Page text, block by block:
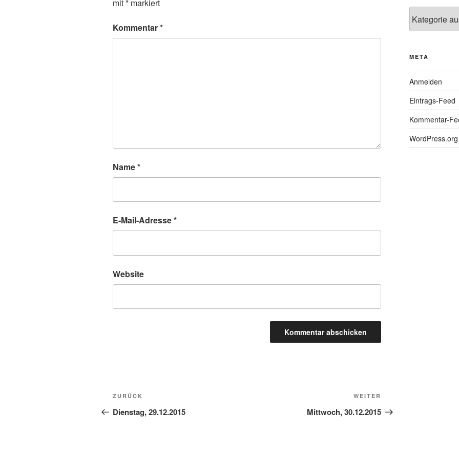
mit* markiert
Kommentar*
Name*
E-Mail-Adresse*
Website
Beitragsnavigation
Vorheriger
Beitrag
ZURÜCK
Dienstag, 29.12.2015
Beitrag
WEITER
Mittwoch, 30.12.2015
META
Anmelden
Eintrags-Feed
Kommentar-
WordPress.org